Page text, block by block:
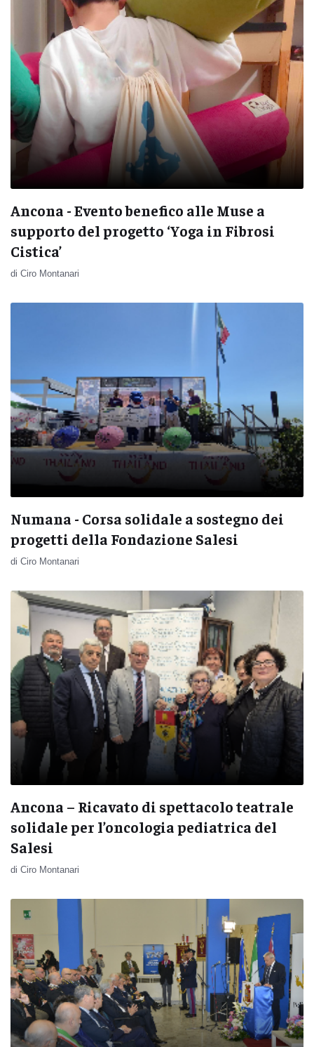
Ancona - Evento benefico alle Muse a
supporto del progetto ‘Yoga in Fibrosi
Cistica’
di Ciro Montanari
Numana - Corsa solidale a sostegno dei
progetti della Fondazione Salesi
di Ciro Montanari
Ancona – Ricavato di spettacolo teatrale
solidale per l’oncologia pediatrica del
Salesi
di Ciro Montanari